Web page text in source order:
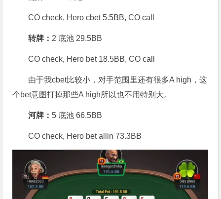
CO check, Hero cbet 5.5BB, CO call
转牌：2 底池 29.5BB
CO check, Hero bet 18.5BB, CO call
由于我cbet比较小，对手范围里还有很多A high，这
个bet意图打掉那些A high所以也不用特别大。
河牌： 5 底池 66.5BB
CO check, Hero bet allin 73.3BB